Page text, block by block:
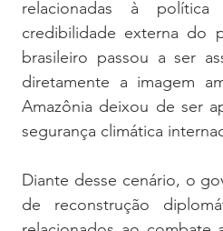
relacionadas à política
credibilidade externa do
brasileiro passou a ser
diretamente a imagem
Amazônia deixou de ser
segurança climática
Diante desse cenário, o
de reconstrução